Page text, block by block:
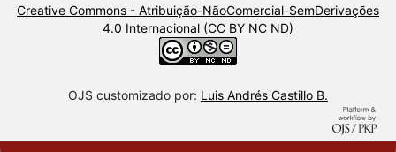
Creative Commons - Atribuição-NãoComercial-SemDerivações
4.0 Internacional (CC BY NC ND)
OJS customizado por: Luis Andrés Castillo B.